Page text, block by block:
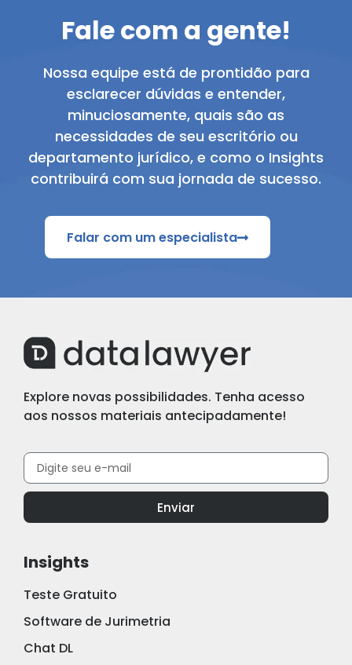
Fale com a gente!
Nossa equipe está de prontidão para
esclarecer dúvidas e entender,
minuciosamente, quais são as
necessidades de seu escritório ou
departamento jurídico, e como o Insights
contribuirá com sua jornada de sucesso.
Falar com um especialista
Explore novas possibilidades. Tenha acesso
aos nossos materiais antecipadamente!
Enviar
Insights
Teste Gratuito
Software de Jurimetria
Chat DL